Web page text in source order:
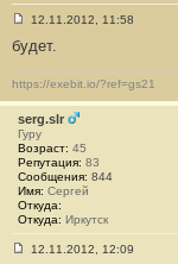
о
о
б
щ
е
н
и
е
#
2
1
12.11.2012, 11:58
будет.
https://exebit.io/?ref=gs21
serg.slr
Гуру
Возраст: 45
Репутация: 83
Сообщения: 844
Имя: Сергей
Откуда:
Откуда: Иркутск
12.11.2012, 12:09